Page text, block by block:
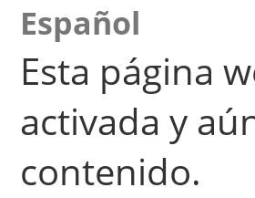
Español
Esta página
activada y
contenido.